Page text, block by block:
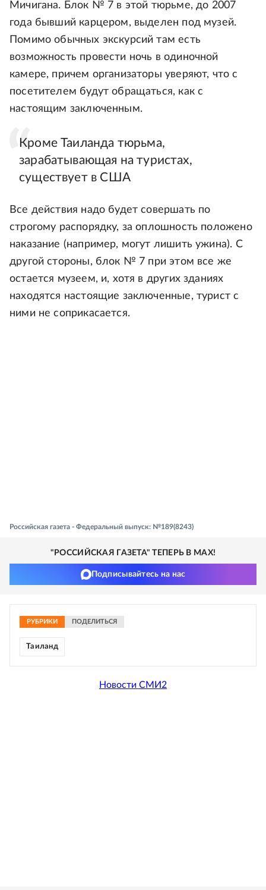
Мичигана. Блок № 7 в этой тюрьме, до 2007
года бывший карцером, выделен под музей.
Помимо обычных экскурсий там есть
возможность провести ночь в одиночной
камере, причем организаторы уверяют, что с
посетителем будут обращаться, как с
настоящим заключенным.
Кроме Таиланда тюрьма,
зарабатывающая на туристах,
существует в США
Все действия надо будет совершать по
строгому распорядку, за оплошность положено
наказание (например, могут лишить ужина). С
другой стороны, блок № 7 при этом все же
остается музеем, и, хотя в других зданиях
находятся настоящие заключенные, турист с
ними не соприкасается.
Российская газета - Федеральный выпуск: №189(8243)
"РОССИЙСКАЯ ГАЗЕТА" ТЕПЕРЬ В MAX!
Подписывайтесь на нас
РУБРИКИ ПОДЕЛИТЬСЯ
Таиланд
Новости СМИ2